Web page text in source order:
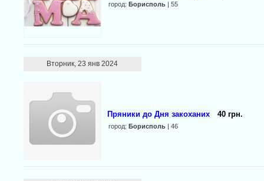
город: Борисполь | 55
Вторник, 23 янв 2024
Пряники до Дня закоханих 40 грн.
город: Борисполь | 46